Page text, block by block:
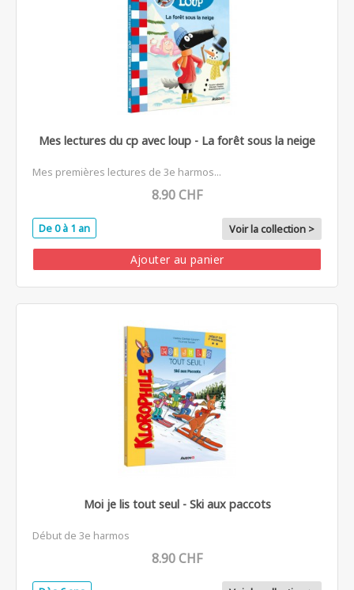
Mes lectures du cp avec loup - La forêt sous la neige
Mes premières lectures de 3e harmos...
8.90 CHF
De 0 à 1 an Voir la collection >
Ajouter au panier
Moi je lis tout seul - Ski aux paccots
Début de 3e harmos
8.90 CHF